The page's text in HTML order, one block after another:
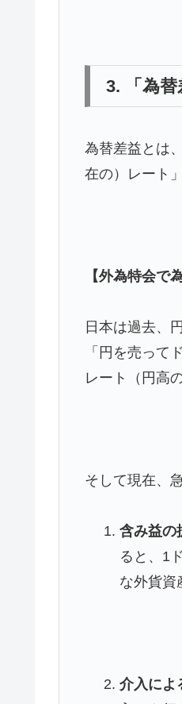
3. 「為
為替差益とは
在の）レート
【外為特会で
日本は過去、
「円を売って
レート（円高
そして現在、
含み益の
ると、1
な外貨資
介入によ